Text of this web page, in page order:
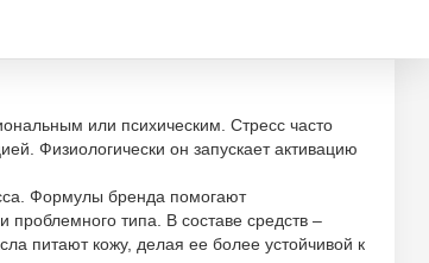
или психическим. Стресс часто
Физиологически он запускает активацию
Формулы бренда помогают
типа. В составе средств –
питают кожу, делая ее более устойчивой к